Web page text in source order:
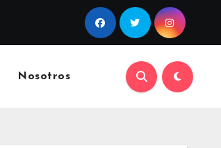
Nosotros